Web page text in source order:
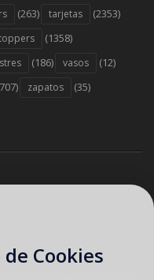
(263) tarjetas (2353)
(1358)
(186) vasos (12)
zapatos (35)
Cookies